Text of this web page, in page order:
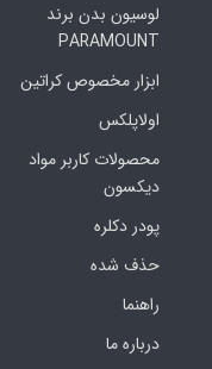
لوسیون بدن برند
PARAMOUNT
ابزار مخصوص کراتین
اولاپلکس
محصولات کاربر مواد
دیکسون
پودر دکلره
حذف شده
راهنما
درباره ما